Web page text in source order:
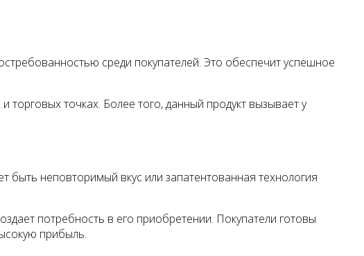
среди покупателей. Это обеспечит успешное
торговых точках. Более того, данный продукт вызывает у
быть неповторимый вкус или запатентованная технология
потребность в его приобретении. Покупатели готовы
прибыль.